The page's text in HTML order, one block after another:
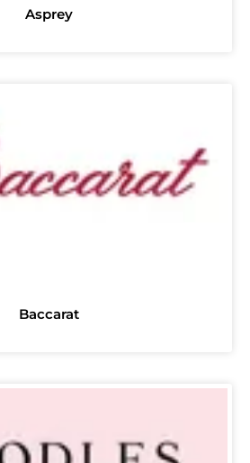
Asprey
Baccarat